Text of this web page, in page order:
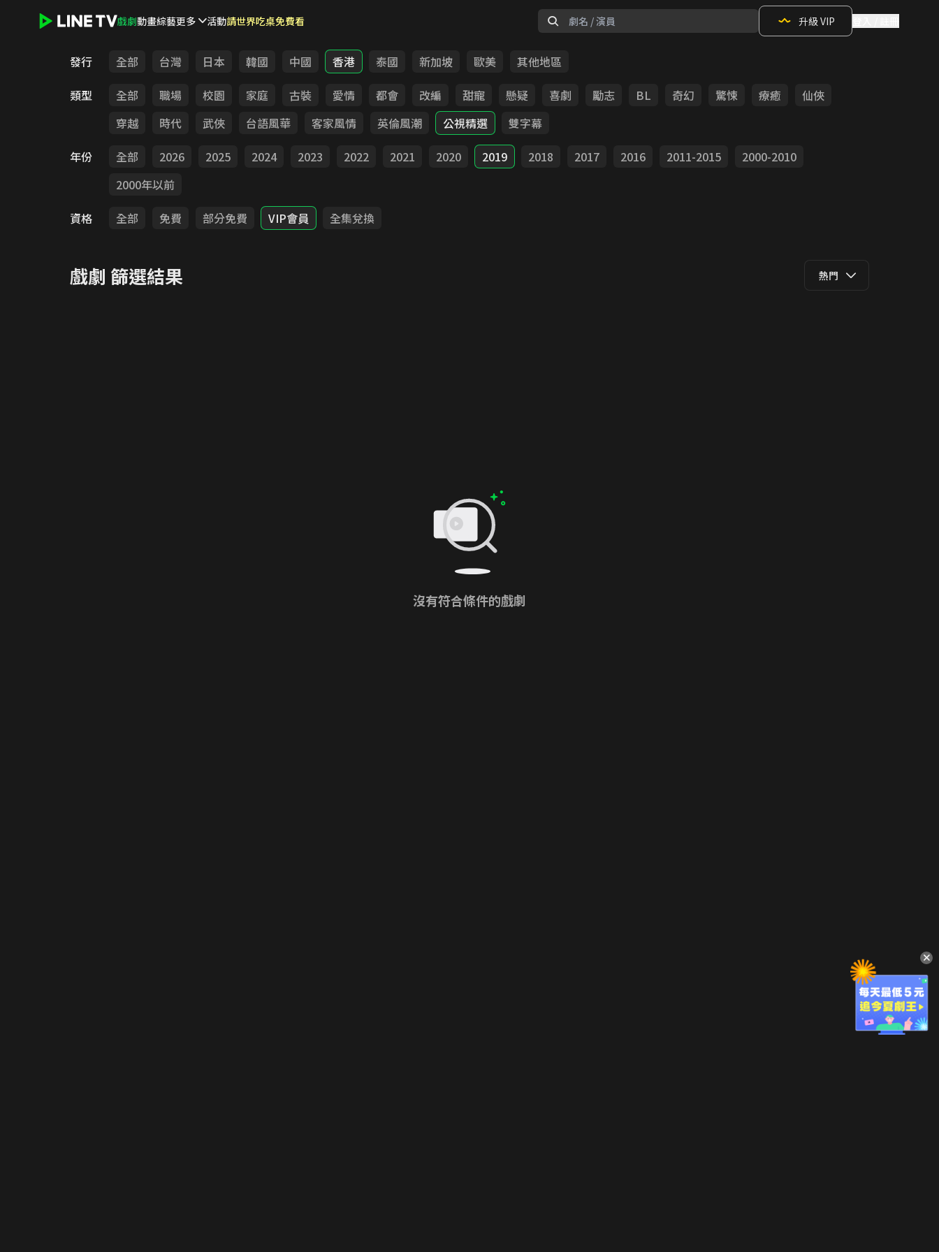
戲劇動畫綜藝更多 活動請世界吃桌免費看 升級 VIP
發行 全部 台灣 日本 韓國 中國 香港 泰國 新加坡 歐美
其他地區
類型
全部 職場 校園 家庭 古裝 愛情 都會 改編 甜寵 懸疑 喜劇 勵志 BL 奇幻 驚悚 療癒
仙俠
穿越
時代 武俠 台語風華 客家風情 英倫風潮 公視精選
雙字幕
年份
全部 2026 2025 2024 2023 2022 2021 2020 2019 2018 2017 2016 2011-2015
2000-2010
2000年以前
資格
全部 免費 部分免費 VIP會員 全集兌換
戲劇 篩選結果 熱門
沒有符合條件的戲劇